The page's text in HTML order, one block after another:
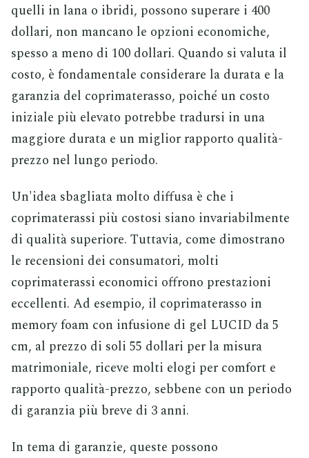
quelli in lana o ibridi, possono superare i 400
dollari, non mancano le opzioni economiche,
spesso a meno di 100 dollari. Quando si valuta il
costo, è fondamentale considerare la durata e la
garanzia del coprimaterasso, poiché un costo
iniziale più elevato potrebbe tradursi in una
maggiore durata e un miglior rapporto qualità-
prezzo nel lungo periodo.
Un'idea sbagliata molto diffusa è che i
coprimaterassi più costosi siano invariabilmente
di qualità superiore. Tuttavia, come dimostrano
le recensioni dei consumatori, molti
coprimaterassi economici offrono prestazioni
eccellenti. Ad esempio, il coprimaterasso in
memory foam con infusione di gel LUCID da 5
cm, al prezzo di soli 55 dollari per la misura
matrimoniale, riceve molti elogi per comfort e
rapporto qualità-prezzo, sebbene con un periodo
di garanzia più breve di 3 anni.
In tema di garanzie, queste possono